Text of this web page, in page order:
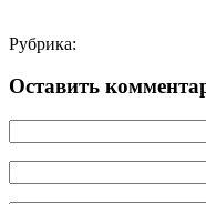
Рубрика:
Оставить